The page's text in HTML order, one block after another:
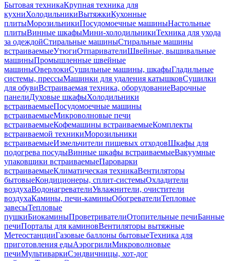
Бытовая техникаКрупная техника для
кухниХолодильникиВытяжкиКухонные
плитыМорозильникиПосудомоечные машиныНастольные
плитыВинные шкафыМини-холодильникиТехника для ухода
за одеждойСтиральные машиныСтиральные машины
встраиваемыеУтюгиОтпаривателиШвейные, вышивальные
машиныПромышленные швейные
машиныОверлокиСушильные машины, шкафыГладильные
системы, прессыМашинки для удаления катышковСушилки
для обувиВстраиваемая техника, оборудованиеВарочные
панелиДуховые шкафыХолодильники
встраиваемыеПосудомоечные машины
встраиваемыеМикроволновые печи
встраиваемыеКофемашины встраиваемыеКомплекты
встраиваемой техникиМорозильники
встраиваемыеИзмельчители пищевых отходовШкафы для
подогрева посудыВинные шкафы встраиваемыеВакуумные
упаковщики встраиваемыеПароварки
встраиваемыеКлиматическая техникаВентиляторы
бытовыеКондиционеры, сплит-системыОхладители
воздухаВодонагревателиУвлажнители, очистители
воздухаКамины, печи-каминыОбогревателиТепловые
завесыТепловые
пушкиБиокаминыПроветривателиОтопительные печиБанные
печиПорталы для каминовВентиляторы вытяжные
МетеостанцииГазовые баллоны бытовыеТехника для
приготовления едыАэрогрилиМикроволновые
печиМультиваркиСэндвичницы, хот-дог